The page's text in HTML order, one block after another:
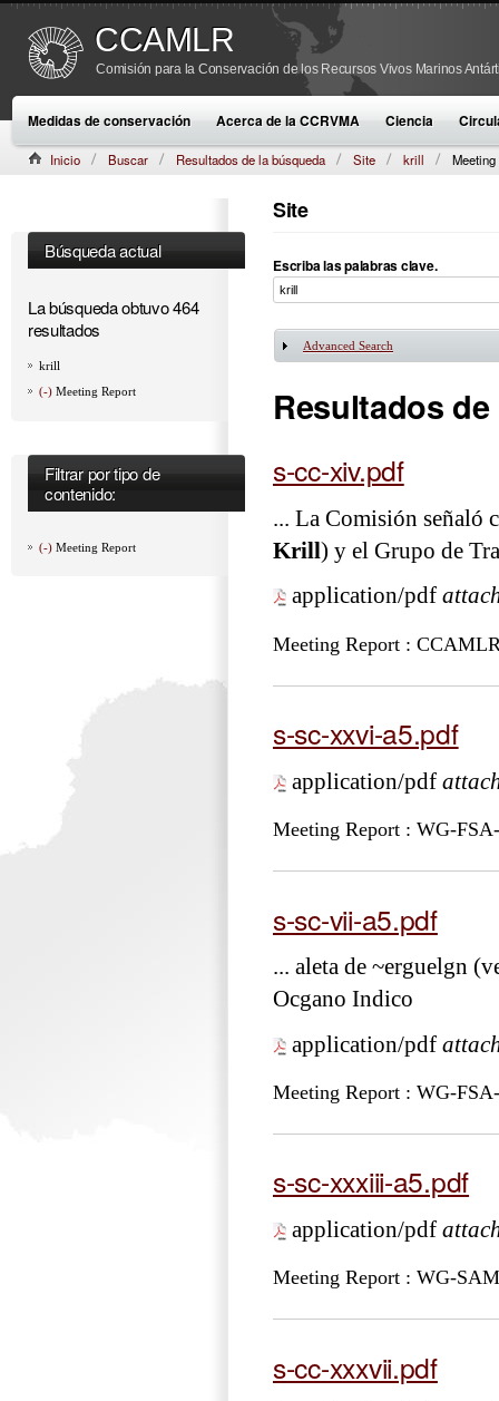
CCAMLR
Comisión para la Conservación de los Recursos Vivos Marinos
Medidas de conservación Acerca de la CCRVMA Ciencia
Inicio Buscar Resultados de la búsqueda Site krill
Búsqueda actual
La búsqueda obtuvo 464
resultados
krill
(-) Meeting Report
Filtrar por tipo de
contenido:
(-) Meeting Report
Site
Escriba las palabras clave.
Mostrar
Advanced Search
Resultados
s-cc-xiv.pdf
... La Comisión señaló
Krill) y el Grupo de
application/pdf
Meeting Report :
s-sc-xxvi-a5.pdf
application/pdf
Meeting Report : WG-
s-sc-vii-a5.pdf
... aleta de ~erguelgn
Ocgano Indico
application/pdf
Meeting Report : WG-
s-sc-xxxiii-a5.pdf
application/pdf
Meeting Report : WG-
s-cc-xxxvii.pdf